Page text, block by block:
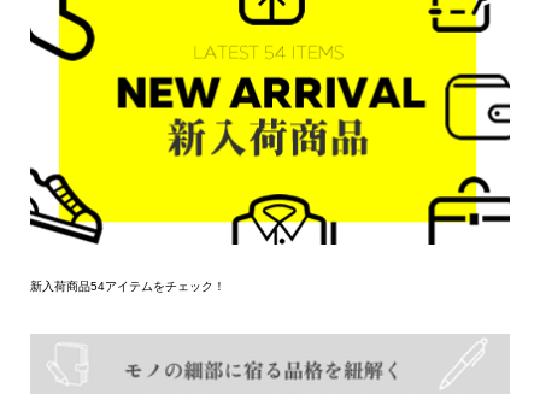
新入荷商品54アイテムをチェック！